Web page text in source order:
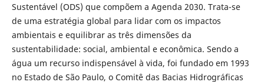
Sustentável (ODS) que compõem a Agenda 2030. Trata-se
de uma estratégia global para lidar com os impactos
ambientais e equilibrar as três dimensões da
sustentabilidade: social, ambiental e econômica. Sendo a
água um recurso indispensável à vida, foi fundado em 1993
no Estado de São Paulo, o Comitê das Bacias Hidrográficas